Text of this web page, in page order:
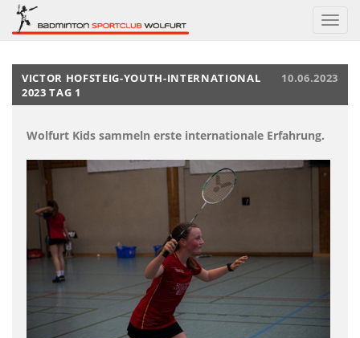
ein-/
VICTOR HOFSTEIG-YOUTH-INTERNATIONAL
2023 TAG 1
10.06.2023
Wolfurt Kids sammeln erste internationale Erfahrung.